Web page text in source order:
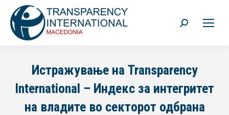
Search:
Истражување на Transparency
International – Индекс за интегритет
на владите во секторот одбрана